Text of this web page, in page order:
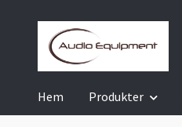
Hem Produkter